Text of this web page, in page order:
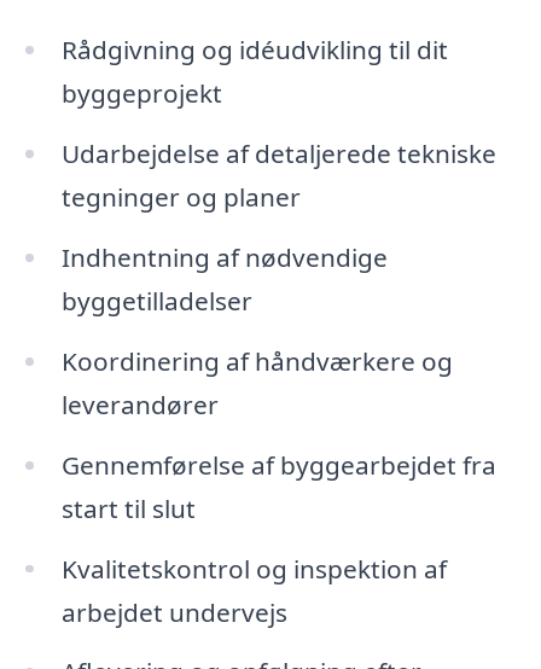
Rådgivning og idéudvikling til dit
byggeprojekt
Udarbejdelse af detaljerede tekniske
tegninger og planer
Indhentning af nødvendige
byggetilladelser
Koordinering af håndværkere og
leverandører
Gennemførelse af byggearbejdet fra
start til slut
Kvalitetskontrol og inspektion af
arbejdet undervejs